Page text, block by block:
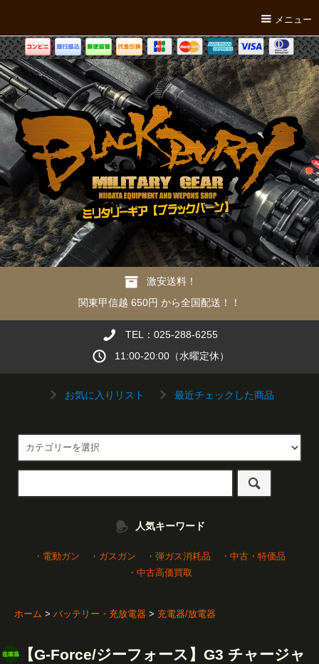
メニュー
激安送料！
関東甲信越 650円 から全国配送！！
TEL：025-288-6255
11:00-20:00（水曜定休）
お気に入りリスト 最近チェックした商品
人気キーワード
・電動ガン ・ガスガン ・弾ガス消耗品
・中古・特価品
・中古高価買取
ホーム > バッテリー・充放電器 > 充電器/放電器
【G-Force/ジーフォース】G3 チャージャ